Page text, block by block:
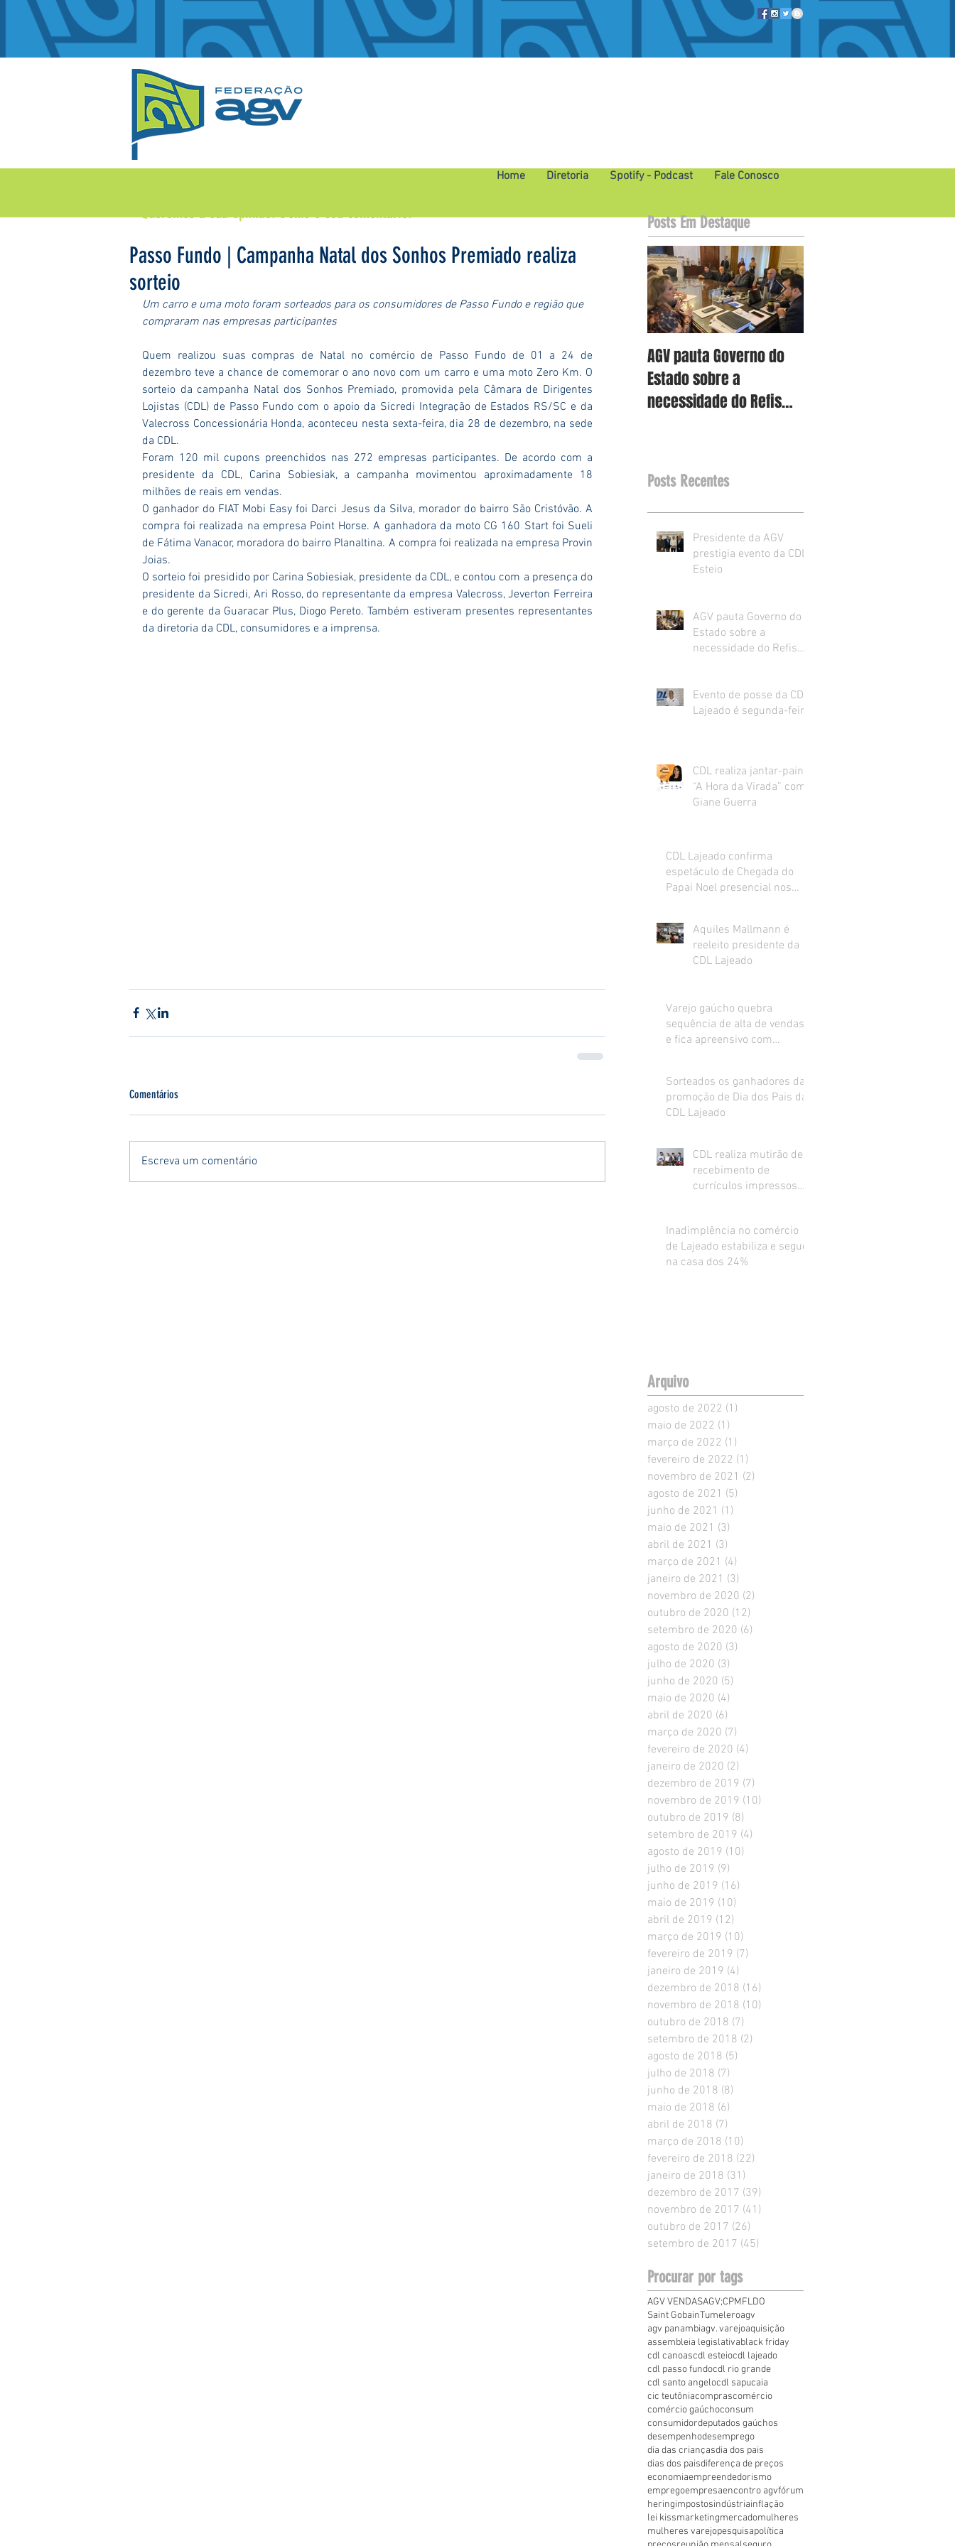
Home Diretoria Spotify - Podcast Fale Conosco
Queremos a sua opinião!Deixe o seu comentário.
Passo Fundo | Campanha Natal dos Sonhos Premiado realiza
sorteio
Um carro e uma moto foram sorteados para os consumidores de Passo Fundo e região que
compraram nas empresas participantes
Quem realizou suas compras de Natal no comércio de Passo Fundo de 01 a 24 de
dezembro teve a chance de comemorar o ano novo com um carro e uma moto Zero Km. O
sorteio da campanha Natal dos Sonhos Premiado, promovida pela Câmara de Dirigentes
Lojistas (CDL) de Passo Fundo com o apoio da Sicredi Integração de Estados RS/SC e da
Valecross Concessionária Honda, aconteceu nesta sexta-feira, dia 28 de dezembro, na sede
da CDL.
Foram 120 mil cupons preenchidos nas 272 empresas participantes. De acordo com a
presidente da CDL, Carina Sobiesiak, a campanha movimentou aproximadamente 18
milhões de reais em vendas.
O ganhador do FIAT Mobi Easy foi Darci Jesus da Silva, morador do bairro São Cristóvão. A
compra foi realizada na empresa Point Horse. A ganhadora da moto CG 160 Start foi Sueli
de Fátima Vanacor, moradora do bairro Planaltina. A compra foi realizada na empresa Provin
Joias.
O sorteio foi presidido por Carina Sobiesiak, presidente da CDL, e contou com a presença do
presidente da Sicredi, Ari Rosso, do representante da empresa Valecross, Jeverton Ferreira
e do gerente da Guaracar Plus, Diogo Pereto. Também estiveram presentes representantes
da diretoria da CDL, consumidores e a imprensa.
Comentários
Escreva um comentário
Posts Em Destaque
AGV pauta Governo do
Estado sobre a
necessidade do Refis
Posts Recentes
Presidente da AGV
prestigia evento da CDL
Esteio
AGV pauta Governo do
Estado sobre a
necessidade do Refis
Evento de posse da CDL
Lajeado é segunda-feira
CDL realiza jantar-painel
“A Hora da Virada” com
Giane Guerra
CDL Lajeado confirma
espetáculo de Chegada do
Papai Noel presencial nos
Aquiles Mallmann é
reeleito presidente da
CDL Lajeado
Varejo gaúcho quebra
sequência de alta de vendas
e fica apreensivo com
Sorteados os ganhadores da
promoção de Dia dos Pais da
CDL Lajeado
CDL realiza mutirão de
recebimento de
currículos impressos
Inadimplência no comércio
de Lajeado estabiliza e segue
na casa dos 24%
Arquivo
agosto de 2022 (1)
maio de 2022 (1)
março de 2022 (1)
fevereiro de 2022 (1)
novembro de 2021 (2)
agosto de 2021 (5)
junho de 2021 (1)
maio de 2021 (3)
abril de 2021 (3)
março de 2021 (4)
janeiro de 2021 (3)
novembro de 2020 (2)
outubro de 2020 (12)
setembro de 2020 (6)
agosto de 2020 (3)
julho de 2020 (3)
junho de 2020 (5)
maio de 2020 (4)
abril de 2020 (6)
março de 2020 (7)
fevereiro de 2020 (4)
janeiro de 2020 (2)
dezembro de 2019 (7)
novembro de 2019 (10)
outubro de 2019 (8)
setembro de 2019 (4)
agosto de 2019 (10)
julho de 2019 (9)
junho de 2019 (16)
maio de 2019 (10)
abril de 2019 (12)
março de 2019 (10)
fevereiro de 2019 (7)
janeiro de 2019 (4)
dezembro de 2018 (16)
novembro de 2018 (10)
outubro de 2018 (7)
setembro de 2018 (2)
agosto de 2018 (5)
julho de 2018 (7)
junho de 2018 (8)
maio de 2018 (6)
abril de 2018 (7)
março de 2018 (10)
fevereiro de 2018 (22)
janeiro de 2018 (31)
dezembro de 2017 (39)
novembro de 2017 (41)
outubro de 2017 (26)
setembro de 2017 (45)
Procurar por tags
AGV VENDASAGV;CPMFLDO
Saint GobainTumeleroagv
agv panambiagv. varejoaquisição
assembleia legislativablack friday
cdl canoascdl esteiocdl lajeado
cdl passo fundocdl rio grande
cdl santo angelocdl sapucaia
cic teutôniacomprascomércio
comércio gaúchoconsum
consumidordeputados gaúchos
desempenhodesemprego
dia das criançasdia dos pais
dias dos paisdiferença de preços
economiaempreendedorismo
empregoempresaencontro agvfórum
heringimpostosindústriainflação
lei kissmarketingmercadomulheres
mulheres varejopesquisapolítica